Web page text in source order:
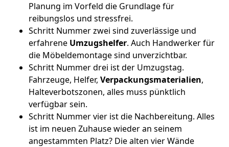
Planung im Vorfeld die Grundlage für
reibungslos und stressfrei.
Schritt Nummer zwei sind zuverlässige und
erfahrene Umzugshelfer. Auch Handwerker für
die Möbeldemontage sind unverzichtbar.
Schritt Nummer drei ist der Umzugstag.
Fahrzeuge, Helfer, Verpackungsmaterialien,
Halteverbotszonen, alles muss pünktlich
verfügbar sein.
Schritt Nummer vier ist die Nachbereitung. Alles
ist im neuen Zuhause wieder an seinem
angestammten Platz? Die alten vier Wände